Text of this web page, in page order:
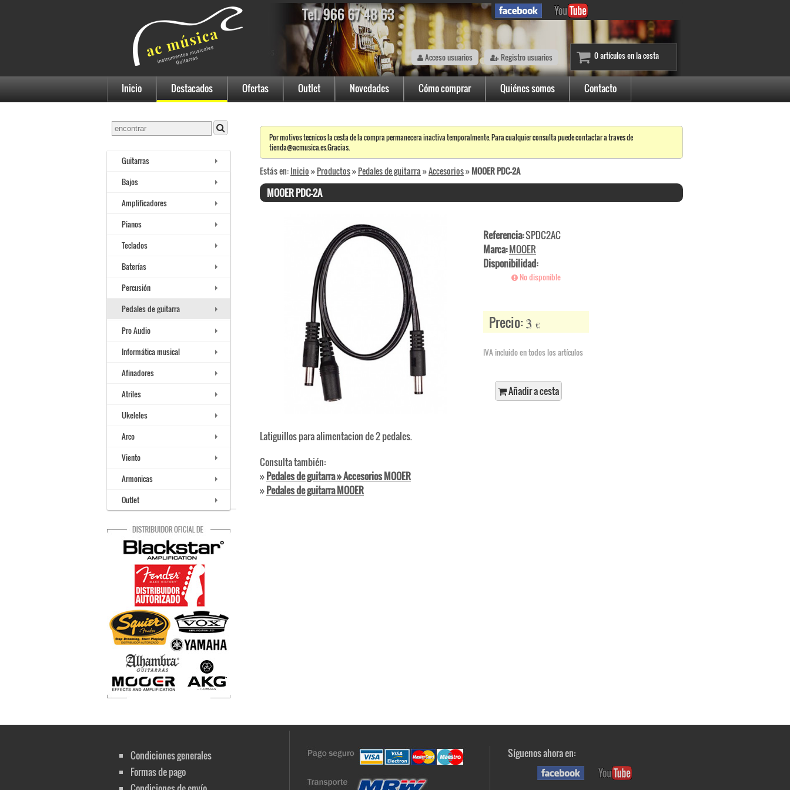
Acceso usuarios Registro usuarios 0 artículos en la cesta
Inicio Destacados Ofertas Outlet Novedades Cómo comprar Quiénes somos Contacto
Guitarras
Bajos
Amplificadores
Pianos
Teclados
Baterías
Percusión
Pedales de guitarra
Pro Audio
Informática musical
Afinadores
Atriles
Ukeleles
Arco
Viento
Armonicas
Outlet
Por motivos tecnicos la cesta de la compra permanecera inactiva temporalmente. Para cualquier consulta puede contactar a traves de
tienda@acmusica.es.Gracias.
Estás en:Inicio»Productos»Pedales de guitarra»Accesorios»MOOER PDC-2A
MOOER PDC-2A
Referencia:SPDC2AC
Marca:MOOER
Disponibilidad:
No disponible
Precio: 3 €
IVA incluido en todos los artículos
Añadir a cesta
Latiguillos para alimentacion de 2 pedales.
Consulta también:
»Pedales de guitarra » Accesorios MOOER
»Pedales de guitarra MOOER
Condiciones generales
Formas de pago
Síguenos ahora en: